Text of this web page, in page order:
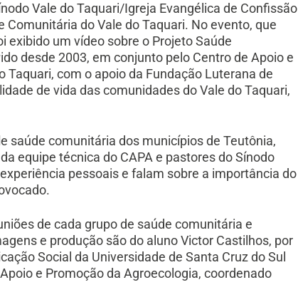
Vale do Taquari/Igreja Evangélica de Confissão
Comunitária do Vale do Taquari. No evento, que
exibido um vídeo sobre o Projeto Saúde
desde 2003, em conjunto pelo Centro de Apoio e
Taquari, com o apoio da Fundação Luterana de
de vida das comunidades do Vale do Taquari,
saúde comunitária dos municípios de Teutônia,
equipe técnica do CAPA e pastores do Sínodo
pessoais e falam sobre a importância do
de cada grupo de saúde comunitária e
e produção são do aluno Victor Castilhos, por
Social da Universidade de Santa Cruz do Sul
e Promoção da Agroecologia, coordenado